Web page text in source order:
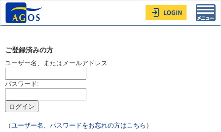
ご登録済みの方
ユーザー名、またはメールアドレス
パスワード:
（ユーザー名、パスワードをお忘れの方はこちら ）